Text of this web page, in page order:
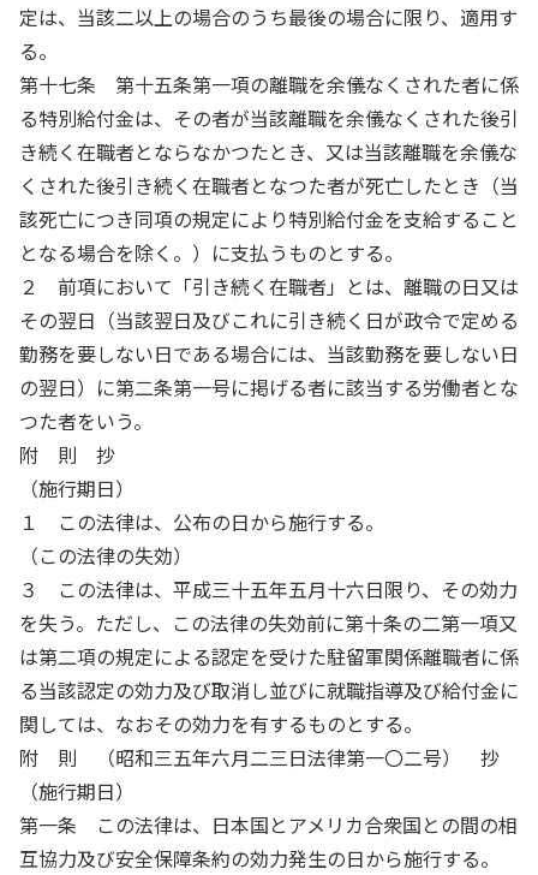
定は、当該二以上の場合のうち最後の場合に限り、適用す
る。
第十七条 第十五条第一項の離職を余儀なくされた者に係
る特別給付金は、その者が当該離職を余儀なくされた後引
き続く在職者とならなかつたとき、又は当該離職を余儀な
くされた後引き続く在職者となつた者が死亡したとき（当
該死亡につき同項の規定により特別給付金を支給すること
となる場合を除く。）に支払うものとする。
２ 前項において「引き続く在職者」とは、離職の日又は
その翌日（当該翌日及びこれに引き続く日が政令で定める
勤務を要しない日である場合には、当該勤務を要しない日
の翌日）に第二条第一号に掲げる者に該当する労働者とな
つた者をいう。
附 則 抄
（施行期日）
１ この法律は、公布の日から施行する。
（この法律の失効）
３ この法律は、平成三十五年五月十六日限り、その効力
を失う。ただし、この法律の失効前に第十条の二第一項又
は第二項の規定による認定を受けた駐留軍関係離職者に係
る当該認定の効力及び取消し並びに就職指導及び給付金に
関しては、なおその効力を有するものとする。
附 則 （昭和三五年六月二三日法律第一〇二号） 抄
（施行期日）
第一条 この法律は、日本国とアメリカ合衆国との間の相
互協力及び安全保障条約の効力発生の日から施行する。